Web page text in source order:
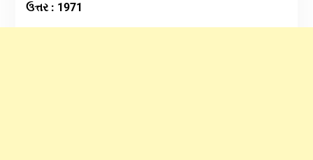
ઉત્તર : 1971